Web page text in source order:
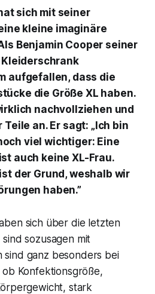
sich mit seiner
kleine imaginäre
Benjamin Cooper seiner
aufgefallen, dass die
die Größe XL haben.
nachvollziehen und
an. Er sagt: „Ich bin
viel wichtiger: Eine
auch keine XL-Frau.
der Grund, weshalb wir
haben.”
sich über die letzten
sozusagen mit
sind ganz besonders bei
Konfektionsgröße,
stark